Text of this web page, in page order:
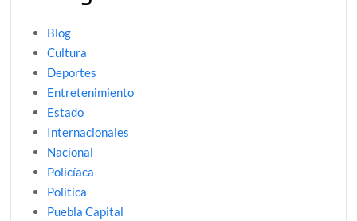
Blog
Cultura
Deportes
Entretenimiento
Estado
Internacionales
Nacional
Policíaca
Politica
Puebla Capital